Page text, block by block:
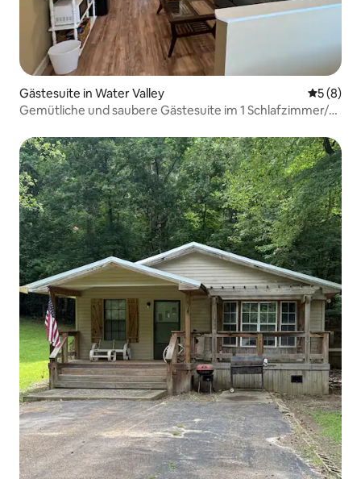
Gästesuite in Water Valley
5 (8)
Gemütliche und saubere Gästesuite im 1 Schlafzimmer/1